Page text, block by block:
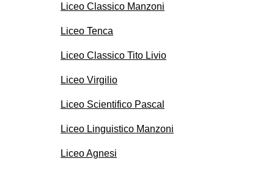
MEDIO ORIENTE
EVENTI
Fb
tw
Liceo Classico Manzoni
Liceo Tenca
Liceo Classico Tito Livio
Liceo Virgilio
Liceo Scientifico Pascal
Liceo Linguistico Manzoni
Liceo Agnesi